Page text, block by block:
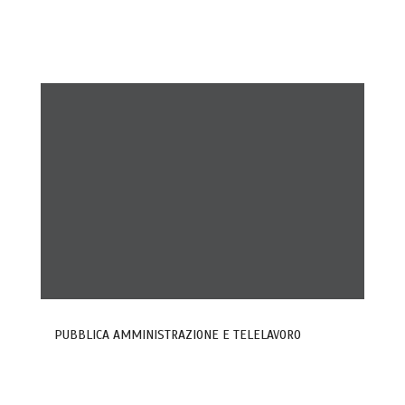
PUBBLICA AMMINISTRAZIONE E TELELAVORO